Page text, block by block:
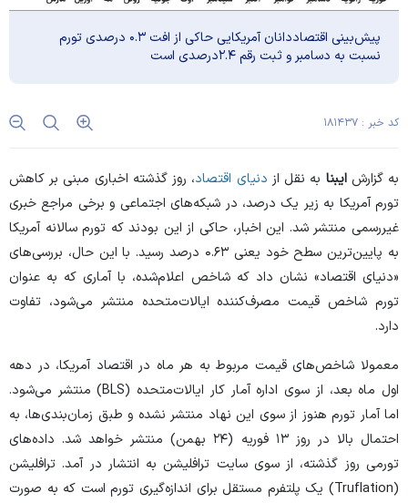
پیش‌بینی اقتصاددانان آمریکایی حاکی از افت ۰.۳ درصدی تورم
نسبت به دسامبر و ثبت رقم ۲.۴درصدی است
کد خبر : ۱۸۱۴۳۷
به گزارشایبنا به نقل از دنیای اقتصاد، روز گذشته اخباری مبنی بر کاهش
تورم آمریکا به زیر یک درصد، در شبکه‌های اجتماعی و برخی مراجع خبری
غیررسمی منتشر شد. این اخبار، حاکی از این بودند که تورم سالانه آمریکا
به پایین‌ترین سطح خود یعنی ۰.۶۳ درصد رسید. با این حال، بررسی‌های
«دنیای اقتصاد» نشان داد که شاخص اعلام‌شده، با آماری که به عنوان
تورم شاخص قیمت مصرف‌کننده ایالات‌متحده منتشر می‌شود، تفاوت
دارد.
معمولا شاخص‌های قیمت مربوط به هر ماه در اقتصاد آمریکا، در دهه
اول ماه بعد، از سوی اداره آمار کار ایالات‌متحده (BLS) منتشر می‌شود.
اما آمار تورم هنوز از سوی این نهاد منتشر نشده و طبق زمان‌بندی‌ها، به
احتمال بالا در روز ۱۳ فوریه (۲۴ بهمن) منتشر خواهد شد. داده‌های
تورمی روز گذشته، از سوی سایت ترافلیشن به انتشار در آمد. ترافلیشن
(Truflation) یک پلتفرم مستقل برای اندازه‌گیری تورم است که به صورت